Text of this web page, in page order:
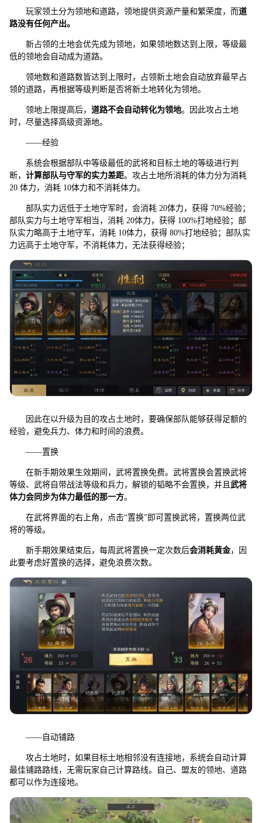
玩家领土分为领地和道路，领地提供资源产量和繁荣度，而道
路没有任何产出。
新占领的土地会优先成为领地，如果领地数达到上限，等级最
低的领地会自动成为道路。
领地数和道路数皆达到上限时，占领新土地会自动放弃最早占
领的道路，再根据等级判断是否将新土地转化为领地。
领地上限提高后， 道路不会自动转化为领地。因此攻占土地
时，尽量选择高级资源地。
——经验
系统会根据部队中等级最低的武将和目标土地的等级进行判
断， 计算部队与守军的实力差距。攻占土地所消耗的体力分为消耗
20 体力，消耗 10体力和不消耗体力。
部队实力远低于土地守军时，会消耗 20体力，获得 70%经验；
部队实力与土地守军相当，消耗 20体力，获得 100%打地经验；部
队实力略高于土地守军，消耗 10体力，获得 80%打地经验；部队实
力远高于土地守军，不消耗体力，无法获得经验；
因此在以升级为目的攻占土地时，要确保部队能够获得足额的
经验，避免兵力、体力和时间的浪费。
——置换
在新手期效果生效期间，武将置换免费。武将置换会置换武将
等级、武将自带战法等级和兵力，解锁的韬略不会置换，并且 武将
体力会同步为体力最低的那一方。
在武将界面的右上角，点击“置换”即可置换武将，置换两位武
将的等级。
新手期效果结束后，每周武将置换一定次数后会消耗黄金，因
此要考虑好置换的选择，避免浪费次数。
——自动铺路
攻占土地时，如果目标土地相邻没有连接地，系统会自动计算
最佳铺路路线，无需玩家自己计算路线。自己、盟友的领地、道路
都可以作为连接地。